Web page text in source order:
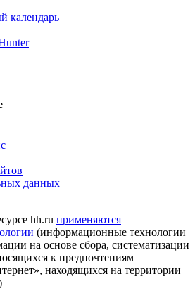
календарь
данных
hh.ru применяются
(информационные технологии
на основе сбора, систематизации
к предпочтениям
находящихся на территории